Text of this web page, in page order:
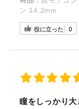
ン 14.2mm
役に立った 0
瞳をしっかり大